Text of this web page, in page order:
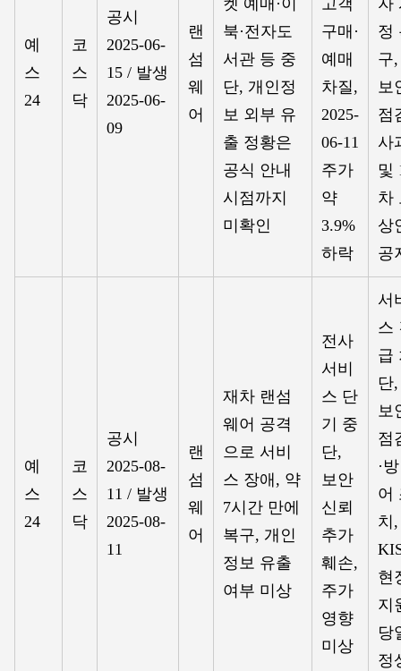
예
스
24
코
스
닥
공시
2025-06-
15 / 발생
2025-06-
09
랜
섬
웨
어
켓 예매·이
북·전자도
서관 등 중
단, 개인정
보 외부 유
출 정황은
공식 안내
시점까지
미확인
고객
구매·
예매
차질,
2025-
06-11
주가
약
3.9%
하락
자
정
구,
보
점
사
및
차
상
공
예
스
24
코
스
닥
공시
2025-08-
11 / 발생
2025-08-
11
랜
섬
웨
어
재차 랜섬
웨어 공격
으로 서비
스 장애, 약
7시간 만에
복구, 개인
정보 유출
여부 미상
전사
서비
스 단
기 중
단,
보안
신뢰
추가
훼손,
주가
영향
미상
서
스
급
단,
보
점
·방
어
치,
현
지
당
정